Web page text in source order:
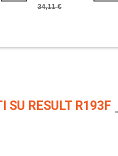
34,11 €
SU RESULT R193F